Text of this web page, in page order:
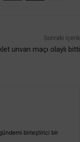
Sonraki içerik
unvan maçı olaylı bitti
birleştirici bir